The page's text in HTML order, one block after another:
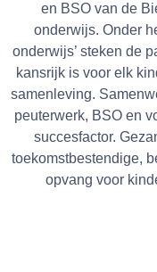
en BSO van de
onderwijs. Onder
onderwijs’ steken de
kansrijk is voor elk
samenleving.
peuterwerk, BSO en
succesfactor.
toekomstbestendige,
opvang voor